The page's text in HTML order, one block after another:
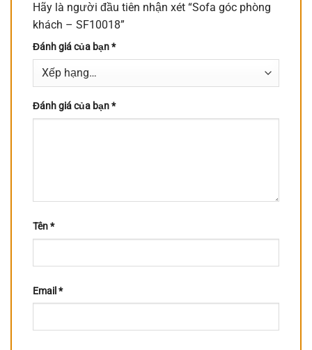
Hãy là người đầu tiên nhận xét “Sofa góc phòng
khách – SF10018”
Đánh giá của bạn*
Đánh giá của bạn*
Tên*
Email *